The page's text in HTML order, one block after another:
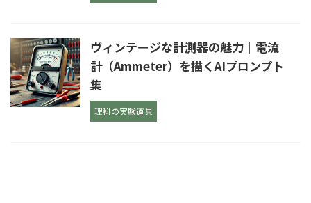
ヴィンテージな計測器の魅力｜電流
計（Ammeter）を描くAIプロンプト
集
理科の実験道具